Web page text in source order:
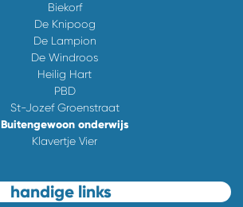
Biekorf
De Knipoog
De Lampion
De Windroos
Heilig Hart
PBD
St-Jozef Groenstraat
Buitengewoon onderwijs
Klavertje Vier
handige links